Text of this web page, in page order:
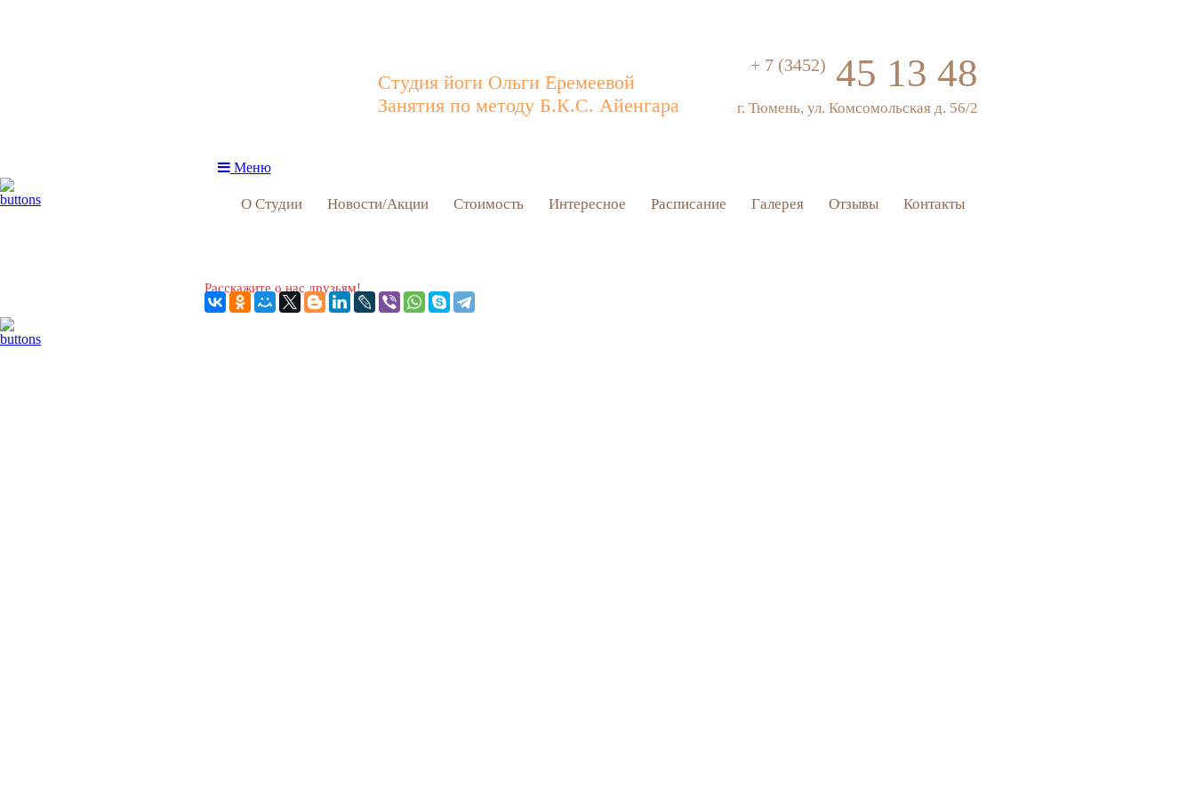
Студия йоги Ольги Еремеевой
Занятия по методу Б.К.С. Айенгара
+ 7 (3452) 45 13 48
г. Тюмень, ул. Комсомольская д. 56/2
Меню
О Студии Новости/Акции Стоимость Интересное Расписание Галерея Отзывы Контакты
Расскажите о нас друзьям!